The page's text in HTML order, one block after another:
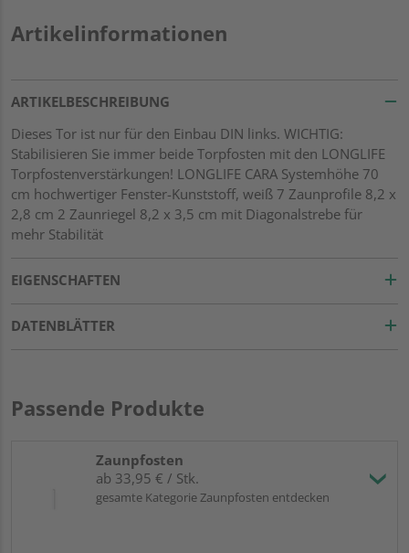
Artikelinformationen
ARTIKELBESCHREIBUNG
Dieses Tor ist nur für den Einbau DIN links. WICHTIG:
Stabilisieren Sie immer beide Torpfosten mit den LONGLIFE
Torpfostenverstärkungen! LONGLIFE CARA Systemhöhe 70
cm hochwertiger Fenster-Kunststoff, weiß 7 Zaunprofile 8,2 x
2,8 cm 2 Zaunriegel 8,2 x 3,5 cm mit Diagonalstrebe für
mehr Stabilität
EIGENSCHAFTEN
DATENBLÄTTER
Passende Produkte
Zaunpfosten
ab 33,95 € / Stk.
gesamte Kategorie Zaunpfosten entdecken